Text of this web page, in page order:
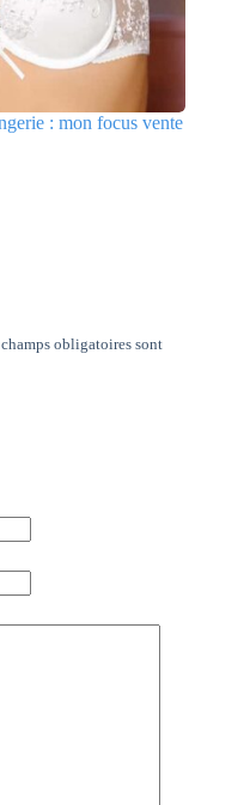
: mon focus vente
obligatoires sont